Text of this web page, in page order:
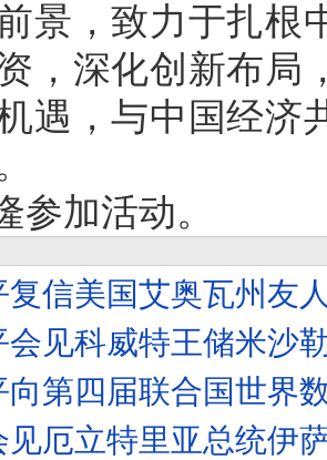
景，致力于扎根
，深化创新布局
遇，与中国经济
参加活动。
复信美国艾奥瓦州友
会见科威特王储米沙
向第四届联合国世界
见厄立特里亚总统伊